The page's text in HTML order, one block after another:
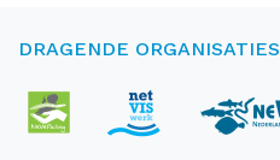
DRAGENDE ORGANISATIES